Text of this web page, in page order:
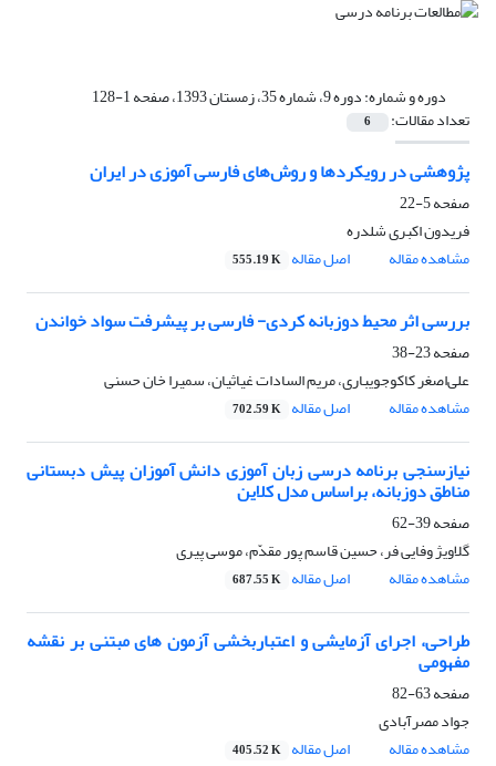
دوره و شماره:دوره 9، شماره 35، زمستان 1393، صفحه 1-128
تعداد مقالات: 6
پژوهشی در رویکردها و روش‌های فارسی آموزی در ایران
صفحه5-22
فریدون اکبری شلدره
مشاهده مقاله
اصل مقاله 555.19 K
بررسی اثر محیط دوزبانه کردی- فارسی بر پیشرفت سواد خواندن
صفحه23-38
علی‌اصغر کاکوجویباری، مریم السادات غیاثیان، سمیرا خان حسنی
مشاهده مقاله
اصل مقاله 702.59 K
نیازسنجی برنامه درسی زبان آموزی دانش آموزان پیش دبستانی
مناطق دوزبانه، براساس مدل کلاین
صفحه39-62
گلاویژ وفایی فر، حسین قاسم پور مقدّم، موسی پیری
مشاهده مقاله
اصل مقاله 687.55 K
طراحی، اجرای آزمایشی و اعتباربخشی آزمون های مبتنی بر نقشه
مفهومی
صفحه63-82
جواد مصرآبادی
مشاهده مقاله
اصل مقاله 405.52 K